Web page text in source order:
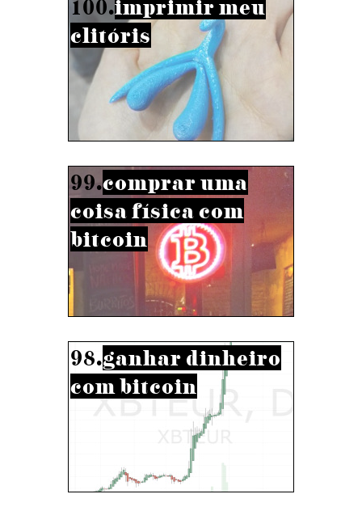
100.imprimir meu
clitóris
99.comprar uma
coisa física com
bitcoin
98.ganhar dinheiro
com bitcoin